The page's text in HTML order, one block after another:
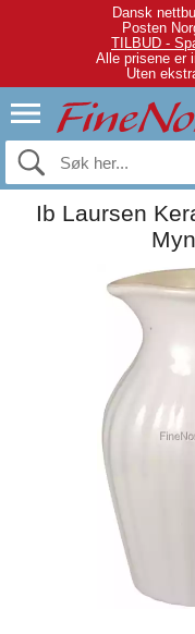
Dansk
Posten
TILBUD -
Alle prisene er
Uten
Ib Laursen